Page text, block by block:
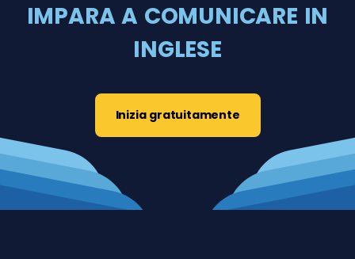
IMPARA A COMUNICARE IN
INGLESE
Inizia gratuitamente